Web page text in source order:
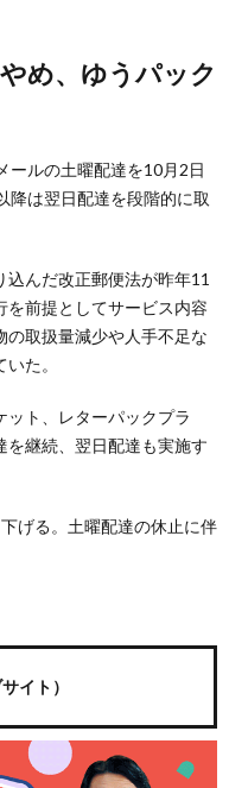
ールの土曜配達を10月2日
降は翌日配達を段階的に取
んだ改正郵便法が昨年11
を前提としてサービス内容
取扱量減少や人手不足な
た。
ト、レターパックプラ
を継続、翌日配達も実施す
げる。土曜配達の休止に伴
イト）